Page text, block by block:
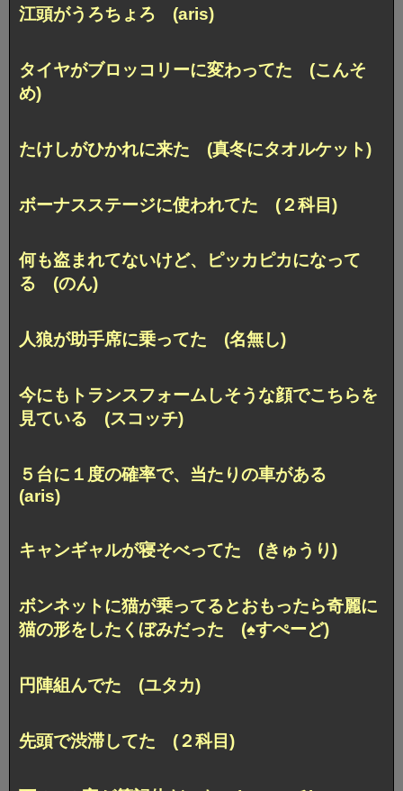
江頭がうろちょろ (aris)
タイヤがブロッコリーに変わってた (こんそ
め)
たけしがひかれに来た (真冬にタオルケット)
ボーナスステージに使われてた (２科目)
何も盗まれてないけど、ピッカピカになって
る (のん)
人狼が助手席に乗ってた (名無し)
今にもトランスフォームしそうな顔でこちらを
見ている (スコッチ)
５台に１度の確率で、当たりの車がある
(aris)
キャンギャルが寝そべってた (きゅうり)
ボンネットに猫が乗ってるとおもったら奇麗に
猫の形をしたくぼみだった (♠すぺーど)
円陣組んでた (ユタカ)
先頭で渋滞してた (２科目)